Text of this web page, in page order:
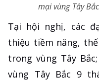
mại vùng Tây
Tại hội nghị, các
thiệu tiềm năng,
trong vùng Tây
vùng Tây Bắc 9